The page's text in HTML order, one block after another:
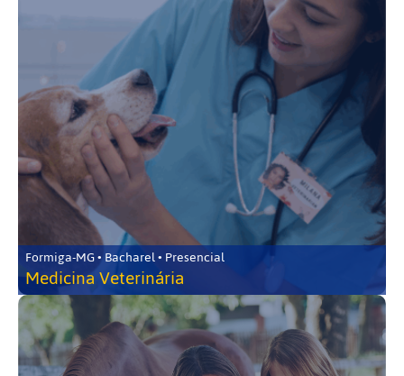
Formiga-MG • Bacharel • Presencial
Medicina Veterinária